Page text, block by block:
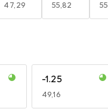
EUR
47,29 EUR
55,82
-1.25
EUR
49,16